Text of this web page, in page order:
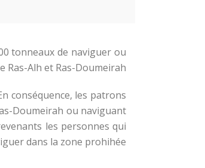
tonneaux de naviguer ou
Alh et Ras-Doumeirah.
conséquence, les patrons
Doumeirah ou naviguant
les personnes qui
dans la zone prohihée,